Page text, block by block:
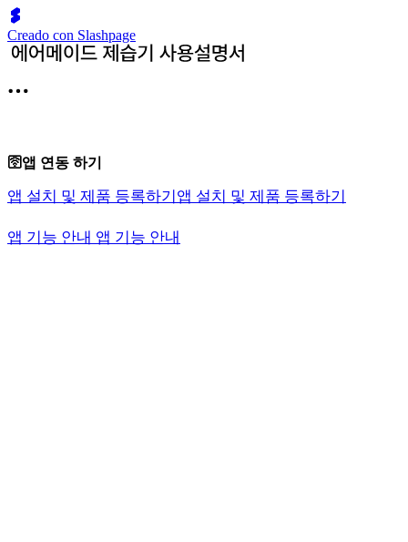
Creado con Slashpage
🛜앱 연동 하기
앱 설치 및 제품 등록하기 앱 설치 및 제품 등록하기
앱 기능 안내 앱 기능 안내